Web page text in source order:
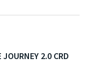
2.0 CRD